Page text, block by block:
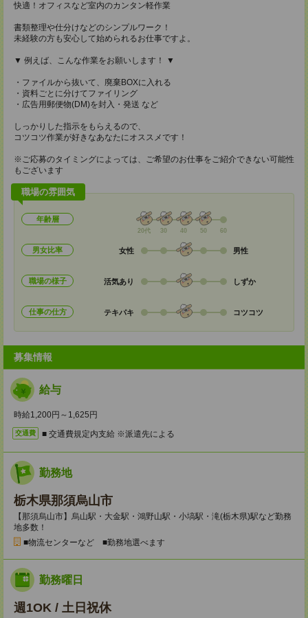
快適！オフィスなど室内のカンタン軽作業
書類整理や仕分けなどのシンプルワーク！
未経験の方も安心して始められるお仕事ですよ。
▼ 例えば、こんな作業をお願いします！ ▼
・ファイルから抜いて、廃棄BOXに入れる
・資料ごとに分けてファイリング
・広告用郵便物(DM)を封入・発送 など
しっかりした指示をもらえるので、
コツコツ作業が好きなあなたにオススメです！
※ご応募のタイミングによっては、ご希望のお仕事をご紹介できない可能性
もございます
職場の雰囲気
年齢層
20代 30 40 50 60
男女比率 女性 男性
職場の様子 活気あり しずか
仕事の仕方 テキパキ コツコツ
募集情報
給与
時給1,200円～1,625円
交通費 ■ 交通費規定内支給 ※派遣先による
勤務地
栃木県那須烏山市
【那須烏山市】烏山駅・大金駅・鴻野山駅・小塙駅・滝(栃木県)駅など勤務
地多数！
■物流センターなど ■勤務地選べます
勤務曜日
週1OK / 土日祝休